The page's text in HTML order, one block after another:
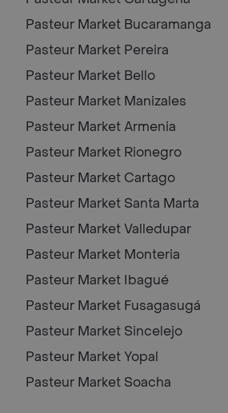
Pasteur Market Bucaramanga
Pasteur Market Pereira
Pasteur Market Bello
Pasteur Market Manizales
Pasteur MarketArmenia
Pasteur Market Rionegro
Pasteur Market Cartago
Pasteur Market Santa Marta
Pasteur MarketValledupar
Pasteur Market Monteria
Pasteur Market Ibagué
Pasteur Market Fusagasugá
Pasteur Market Sincelejo
Pasteur MarketYopal
Pasteur Market Soacha